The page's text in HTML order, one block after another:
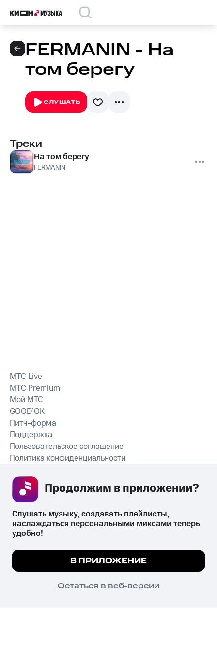
FERMANIN - На
том берегу
СЛУШАТЬ
Треки
На том берегу
FERMANIN
СКАЧАТЬ ПРИЛОЖЕНИЕ
MTС Live
MTС Premium
Мой МТС
GOOD’OK
Питч-форма
Поддержка
Пользовательское соглашение
Политика конфиденциальности
психотропных веществ, их аналогов причиняет вред здоровью,
их незаконный оборот запрещён и влечёт установленную
законодательством ответственность.
© 2026 ООО «КИОН».
Все права защищены
Мы используем куки, чтобы на сайте все
Подробнее
ПОНЯТНО
Слушать музыку, создавать плейлисты,
наслаждаться персональными миксами теперь
удобно!
В ПРИЛОЖЕНИЕ
Остаться в веб-версии